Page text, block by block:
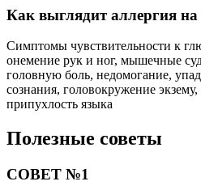
Как выглядит аллергия на
Симптомы чувствительности к
онемение рук и ног, мышечные
головную боль, недомогание,
сознания, головокружение
припухлость языка
Полезные советы
СОВЕТ №1